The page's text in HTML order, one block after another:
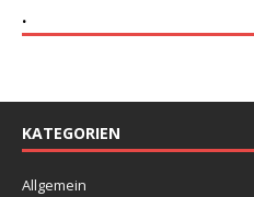
.
KATEGORIEN
Allgemein